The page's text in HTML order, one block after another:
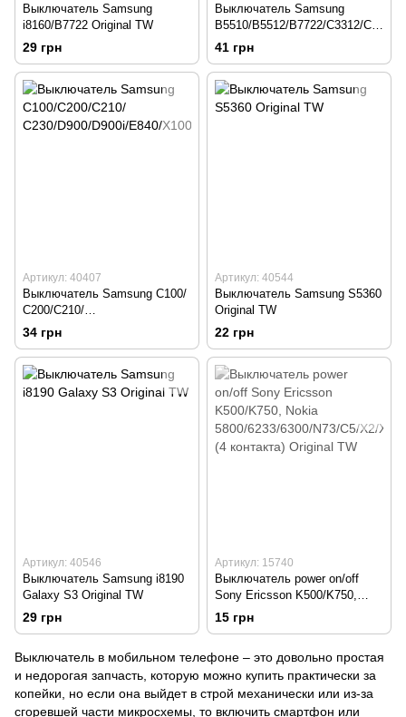
Выключатель Samsung
i8160/B7722 Original TW
29 грн
Выключатель Samsung
B5510/B5512/B7722/C3312/C3
330/E2530/i8510/S5610/S6102
41 грн
Артикул: 40407
Выключатель Samsung С100/
С200/С210/
С230/D900/D900i/E840/X100
34 грн
Артикул: 40544
Выключатель Samsung S5360
Original TW
22 грн
Артикул: 40546
Выключатель Samsung i8190
Galaxy S3 Original TW
29 грн
Артикул: 15740
Выключатель power on/off
Sony Ericsson K500/K750,
Nokia
5800/6233/6300/N73/C5/X2/X3
15 грн
Выключатель в мобильном телефоне – это довольно простая
и недорогая запчасть, которую можно купить практически за
копейки, но если она выйдет в строй механически или из-за
сгоревшей части микросхемы, то включить смартфон или